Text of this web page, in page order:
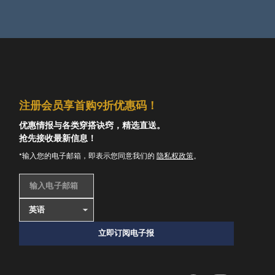
注册会员享首购9折优惠码！
优惠情报与各类穿搭诀窍，精选直送。
抢先接收最新信息！
*输入您的电子邮箱，即表示您同意我们的 隐私权政策。
输入电子邮箱
立即订阅电子报